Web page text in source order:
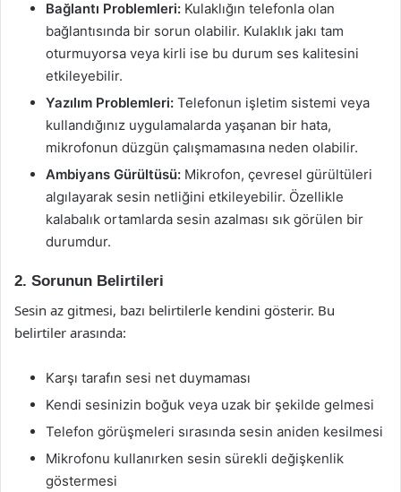
Bağlantı Problemleri: Kulaklığın telefonla olan
bağlantısında bir sorun olabilir. Kulaklık jakı tam
oturmuyorsa veya kirli ise bu durum ses kalitesini
etkileyebilir.
Yazılım Problemleri: Telefonun işletim sistemi veya
kullandığınız uygulamalarda yaşanan bir hata,
mikrofonun düzgün çalışmamasına neden olabilir.
Ambiyans Gürültüsü: Mikrofon, çevresel gürültüleri
algılayarak sesin netliğini etkileyebilir. Özellikle
kalabalık ortamlarda sesin azalması sık görülen bir
durumdur.
2. Sorunun Belirtileri
Sesin az gitmesi, bazı belirtilerle kendini gösterir. Bu
belirtiler arasında:
Karşı tarafın sesi net duymaması
Kendi sesinizin boğuk veya uzak bir şekilde gelmesi
Telefon görüşmeleri sırasında sesin aniden kesilmesi
Mikrofonu kullanırken sesin sürekli değişkenlik
göstermesi